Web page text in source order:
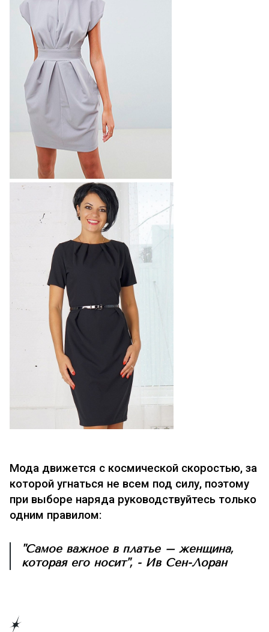
Мода движется с космической скоростью, за
которой угнаться не всем под силу, поэтому
при выборе наряда руководствуйтесь только
одним правилом:
"Самое важное в платье – женщина,
которая его носит", - Ив Сен-Лоран